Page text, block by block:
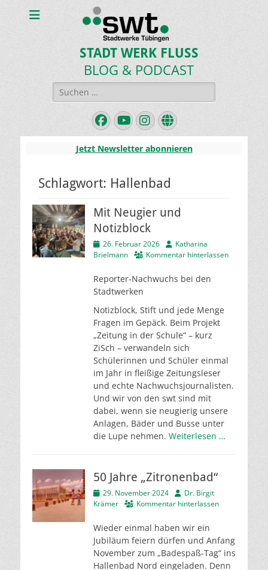
STADT WERK FLUSS
BLOG & PODCAST
Suchen
nach:
Facebook
YouTube
Instagram
Website
Jetzt Newsletter abonnieren
Schlagwort: Hallenbad
Mit Neugier und
Notizblock
Veröffentlicht
am
26. Februar 2026 AutorKatharina
Brielmann
Kommentar hinterlassen
Reporter-Nachwuchs bei den
Stadtwerken
Notizblock, Stift und jede Menge
Fragen im Gepäck. Beim Projekt
„Zeitung in der Schule“ – kurz
ZiSch – verwandeln sich
Schülerinnen und Schüler einmal
im Jahr in fleißige Zeitungsleser
und echte Nachwuchsjournalisten.
Und wir von den swt sind mit
dabei, wenn sie neugierig unsere
Anlagen, Bäder und Busse unter
die Lupe nehmen. Weiterlesen …
50 Jahre „Zitronenbad“
Veröffentlicht
am
29. November 2024 AutorDr. Birgit
Krämer
Kommentar hinterlassen
Wieder einmal haben wir ein
Jubiläum feiern dürfen und Anfang
November zum „Badespaß-Tag“ ins
Hallenbad Nord eingeladen. Denn